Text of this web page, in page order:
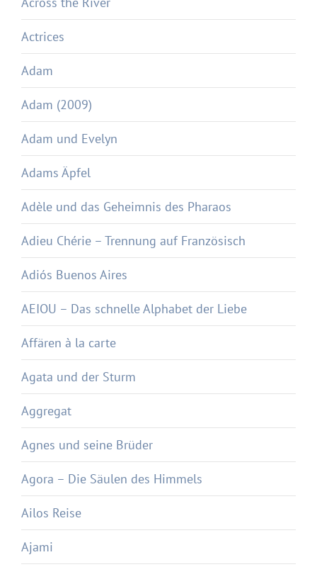
Actrices
Adam
Adam (2009)
Adam und Evelyn
Adams Äpfel
Adèle und das Geheimnis des Pharaos
Adieu Chérie – Trennung auf Französisch
Adiós Buenos Aires
AEIOU – Das schnelle Alphabet der Liebe
Affären à la carte
Agata und der Sturm
Aggregat
Agnes und seine Brüder
Agora – Die Säulen des Himmels
Ailos Reise
Ajami